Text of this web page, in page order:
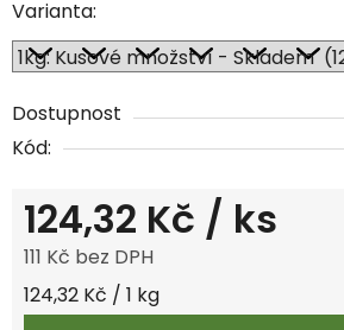
Varianta:
Dostupnost
Kód:
124,32 Kč / ks
111 Kč bez DPH
Měrná cena:
124,32 Kč / 1 kg